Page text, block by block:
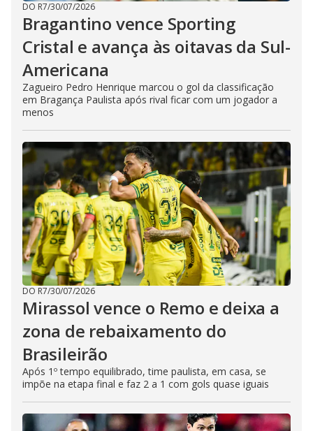
DO R7/30/07/2026
Bragantino vence Sporting
Cristal e avança às oitavas da Sul-
Americana
Zagueiro Pedro Henrique marcou o gol da classificação
em Bragança Paulista após rival ficar com um jogador a
menos
DO R7/30/07/2026
Mirassol vence o Remo e deixa a
zona de rebaixamento do
Brasileirão
Após 1º tempo equilibrado, time paulista, em casa, se
impõe na etapa final e faz 2 a 1 com gols quase iguais